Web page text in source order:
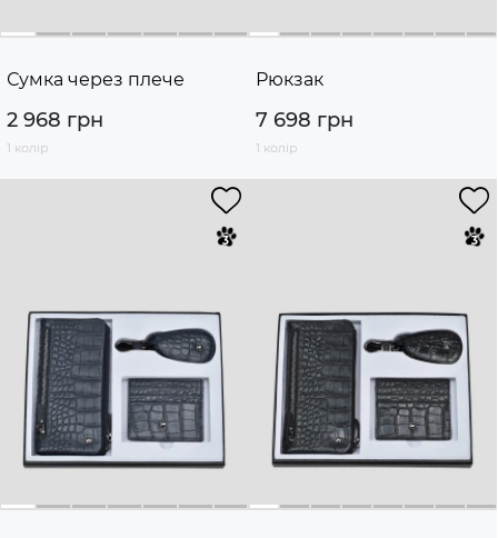
Сумка через плече
2 968 грн
1 колір
Рюкзак
7 698 грн
1 колір